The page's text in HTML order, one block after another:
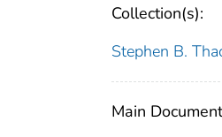
Collection(s):
Stephen B.
Main